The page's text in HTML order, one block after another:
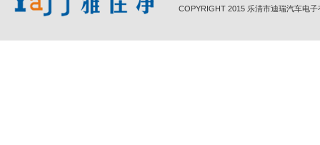
COPYRIGHT 2015 乐清市迪瑞汽车电